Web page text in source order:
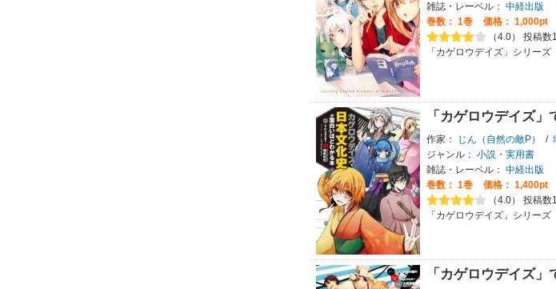
雑誌・レーベル： 中経出版
巻数： 1巻
価格： 1,000pt
（4.0） 投稿数
「カゲロウデイズ」シリーズ
「カゲロウデイズ
作家： じん（自然の敵P） /
ジャンル： 小説・実用書
雑誌・レーベル： 中経出版
巻数： 1巻
価格： 1,400pt
（4.0） 投稿数
「カゲロウデイズ」シリーズ
「カゲロウデイズ